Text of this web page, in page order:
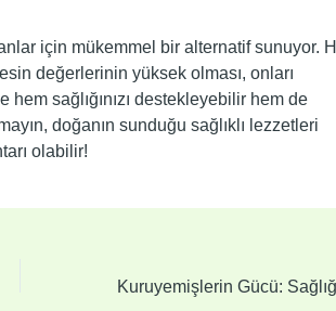
için mükemmel bir alternatif sunuyor.
değerlerinin yüksek olması, onları
sağlığınızı destekleyebilir hem de
doğanın sunduğu sağlıklı lezzetleri
olabilir!